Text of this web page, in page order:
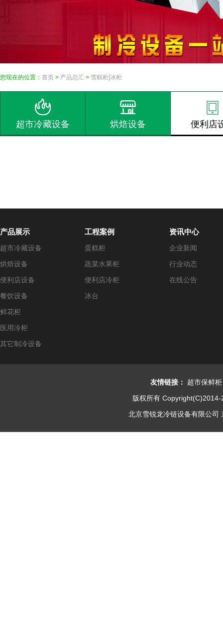
您现在的位置： 首页 > 产品总汇 > 雪糕柜|冰柜
超市冷藏设备 烘焙设备 便利店
产品展示
超市冷藏设备
烘焙设备
便利店设备
餐饮设备
鲜花柜
医用冷柜
其它制冷设备
工程案例
蛋糕柜
蔬菜水果柜
便利店冷柜
冰台
资讯中心
企业新闻
行业动态
在线公告
友情链接：
超市保鲜柜
版权所有
北京雪锐龙冷链设备有限公司